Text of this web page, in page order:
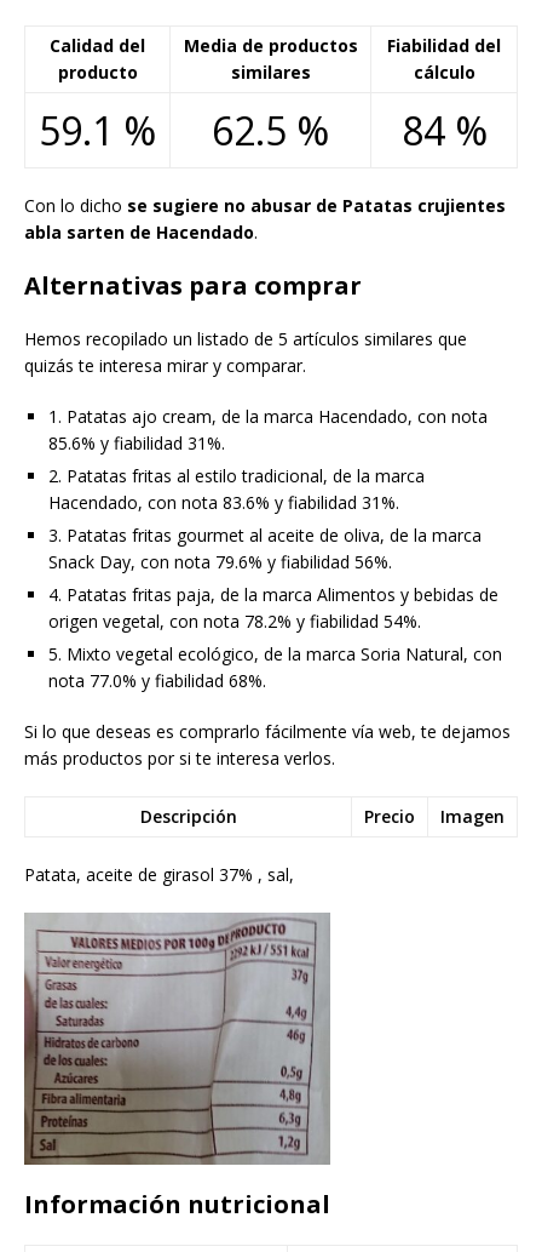
Calidad del
producto
Media de productos
similares
Fiabilidad del
cálculo
59.1 % 62.5 % 84 %
Con lo dicho se sugiere no abusar de Patatas crujientes
abla sarten de Hacendado.
Alternativas para comprar
Hemos recopilado un listado de 5 artículos similares que
quizás te interesa mirar y comparar.
1. Patatas ajo cream, de la marca Hacendado, con nota
85.6% y fiabilidad 31%.
2. Patatas fritas al estilo tradicional, de la marca
Hacendado, con nota 83.6% y fiabilidad 31%.
3. Patatas fritas gourmet al aceite de oliva, de la marca
Snack Day, con nota 79.6% y fiabilidad 56%.
4. Patatas fritas paja, de la marca Alimentos y bebidas de
origen vegetal, con nota 78.2% y fiabilidad 54%.
5. Mixto vegetal ecológico, de la marca Soria Natural, con
nota 77.0% y fiabilidad 68%.
Si lo que deseas es comprarlo fácilmente vía web, te dejamos
más productos por si te interesa verlos.
Descripción Precio Imagen
Patata, aceite de girasol 37% , sal,
Información nutricional